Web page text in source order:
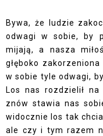
Bywa, że ludzie
odwagi w sobie, by
mijają, a nasza
głęboko
w sobie tyle odwagi,
Los nas rozdzielił
znów stawia nas
widocznie los tak
ale czy i tym razem